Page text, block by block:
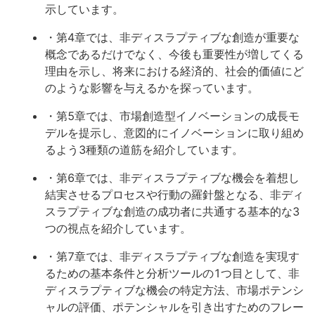
示しています。
・第4章では、非ディスラプティブな創造が重要な
概念であるだけでなく、今後も重要性が増してくる
理由を示し、将来における経済的、社会的価値にど
のような影響を与えるかを探っています。
・第5章では、市場創造型イノベーションの成長モ
デルを提示し、意図的にイノベーションに取り組め
るよう3種類の道筋を紹介しています。
・第6章では、非ディスラプティブな機会を着想し
結実させるプロセスや行動の羅針盤となる、非ディ
スラプティブな創造の成功者に共通する基本的な3
つの視点を紹介しています。
・第7章では、非ディスラプティブな創造を実現す
るための基本条件と分析ツールの1つ目として、非
ディスラプティブな機会の特定方法、市場ポテンシ
ャルの評価、ポテンシャルを引き出すためのフレー